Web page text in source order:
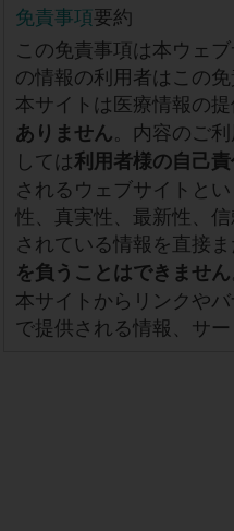
免責事項要約
この免責事項は本ウェ
の情報の利用者はこの
本サイトは医療情報の
ありません。内容のご
しては利用者様の自己
されるウェブサイトと
性、真実性、最新性、
されている情報を直接
を負うことはできません
本サイトからリンクや
で提供される情報、サ